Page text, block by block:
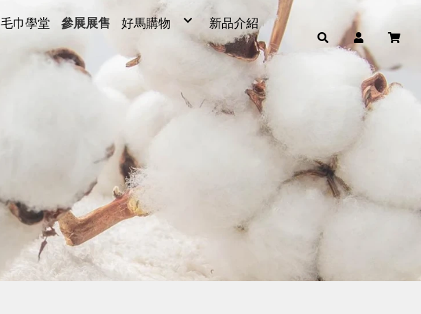
毛巾學堂 參展展售 好馬購物
小童巾、方巾、茶巾
運動毛巾、麻紗巾
男女發熱衣、頸套、脖圍
毛巾被、浴裙、浴帽
腳踏墊、浴廁地墊
新品介紹